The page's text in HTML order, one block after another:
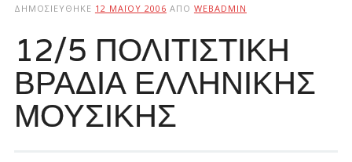
ΔΗΜΟΣΙΕΎΘΗΚΕ 12 ΜΑΪ́ΟΥ 2006 ΑΠΌ WEBADMIN
12/5 ΠΟΛΙΤΙΣΤΙΚΗ
ΒΡΑΔΙΑ ΕΛΛΗΝΙΚΗΣ
ΜΟΥΣΙΚΗΣ